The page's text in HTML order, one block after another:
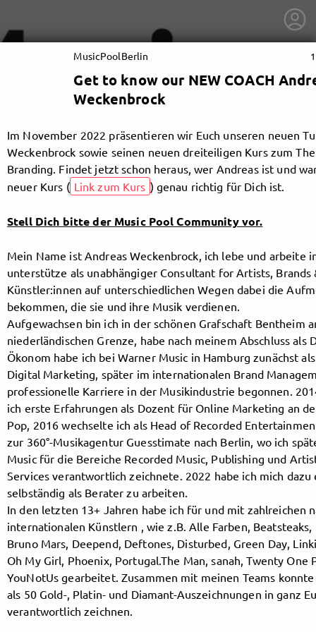
getnext to MusicPoolBerlin
Follow MusicPoolBerlin here!
About Posts Guestbook Shop
MusicPoolBerlin
Get to know our NEW COACH
Weckenbrock
Im November 2022 präsentieren wir Euch unseren neuen
Weckenbrock sowie seinen neuen dreiteiligen Kurs zum
Branding. Findet jetzt schon heraus, wer Andreas ist und
neuer Kurs ( Link zum Kurs ) genau richtig für Dich ist.
Stell Dich bitte der Music Pool Community vor.
Mein Name ist Andreas Weckenbrock, ich lebe und arbeite
unterstütze als unabhängiger Consultant for Artists, Brands
Künstler:innen auf unterschiedlichen Wegen dabei die
bekommen, die sie und ihre Musik verdienen.
Aufgewachsen bin ich in der schönen Grafschaft Bentheim
niederländischen Grenze, habe nach meinem Abschluss als
Ökonom habe ich bei Warner Music in Hamburg zunächst
Digital Marketing, später im internationalen Brand
professionelle Karriere in der Musikindustrie begonnen.
ich erste Erfahrungen als Dozent für Online Marketing an
Pop, 2016 wechselte ich als Head of Recorded
zur 360°-Musikagentur Guesstimate nach Berlin, wo ich
Music für die Bereiche Recorded Music, Publishing und
Services verantwortlich zeichnete. 2022 habe ich mich dazu
selbständig als Berater zu arbeiten.
In den letzten 13+ Jahren habe ich für und mit zahlreichen
internationalen Künstlern , wie z.B. Alle Farben,
Bruno Mars, Deepend, Deftones, Disturbed, Green Day,
Oh My Girl, Phoenix, Portugal.The Man, sanah, Twenty One
YouNotUs gearbeitet. Zusammen mit meinen Teams
als 50 Gold-, Platin- und Diamant-Auszeichnungen in ganz
verantwortlich zeichnen.
Follow
MusicPoolBerlin, and
immediately
get access to all exclusive posts.